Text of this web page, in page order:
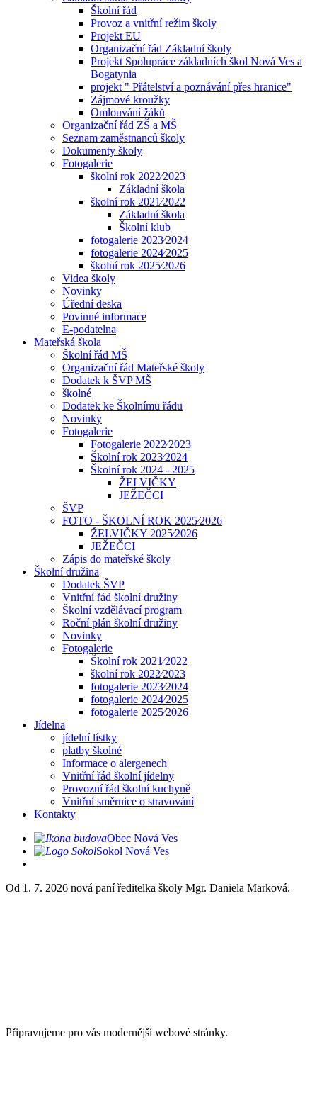
Školní řád
Provoz a vnitřní režim školy
Projekt EU
Organizační řád Základní školy
Projekt Spolupráce základních škol Nová Ves a
Bogatynia
projekt " Přátelství a poznávání přes hranice"
Zájmové kroužky
Omlouvání žáků
Organizační řád ZŠ a MŠ
Seznam zaměstnanců školy
Dokumenty školy
Fotogalerie
školní rok 2022⁄2023
Základní škola
školní rok 2021⁄2022
Základní škola
Školní klub
fotogalerie 2023⁄2024
fotogalerie 2024⁄2025
školní rok 2025⁄2026
Videa školy
Novinky
Úřední deska
Povinné informace
E-podatelna
Mateřská škola
Školní řád MŠ
Organizační řád Mateřské školy
Dodatek k ŠVP MŠ
školné
Dodatek ke Školnímu řádu
Novinky
Fotogalerie
Fotogalerie 2022⁄2023
Školní rok 2023⁄2024
Školní rok 2024 - 2025
ŽELVIČKY
JEŽEČCI
ŠVP
FOTO - ŠKOLNÍ ROK 2025⁄2026
ŽELVIČKY 2025⁄2026
JEŽEČCI
Zápis do mateřské školy
Školní družina
Dodatek ŠVP
Vnitřní řád školní družiny
Školní vzdělávací program
Roční plán školní družiny
Novinky
Fotogalerie
Školní rok 2021⁄2022
školní rok 2022⁄2023
fotogalerie 2023⁄2024
fotogalerie 2024⁄2025
fotogalerie 2025⁄2026
Jídelna
jídelní lístky
platby školné
Informace o alergenech
Vnitřní řád školní jídelny
Provozní řád školní kuchyně
Vnitřní směrnice o stravování
Kontakty
Obec Nová Ves
Sokol Nová Ves
Od 1. 7. 2026 nová paní ředitelka školy Mgr. Daniela Marková.
Připravujeme pro vás modernější webové stránky.